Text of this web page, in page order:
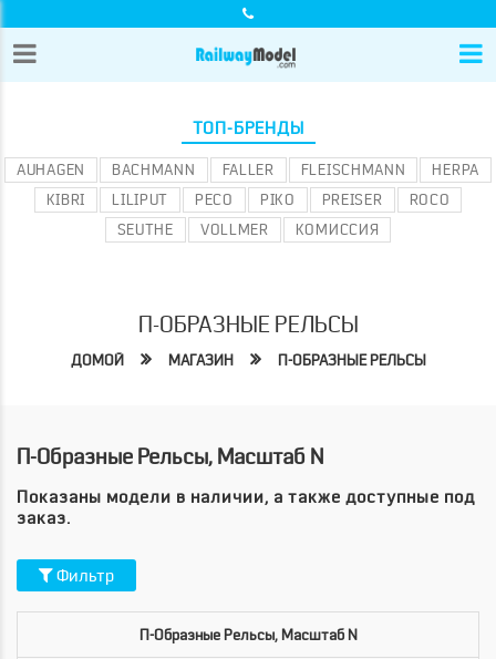
ТОП-БРЕНДЫ
AUHAGEN BACHMANN FALLER FLEISCHMANN
HERPA
KIBRI
LILIPUT PECO PIKO PREISER
ROCO
SEUTHE
VOLLMER КОМИССИЯ
П-ОБРАЗНЫЕ РЕЛЬСЫ
ДОМОЙ МАГАЗИН П-ОБРАЗНЫЕ РЕЛЬСЫ
П-Образные Рельсы, Масштаб N
Показаны модели в наличии, а также доступные под
заказ.
Фильтр
П-Образные Рельсы, Масштаб N